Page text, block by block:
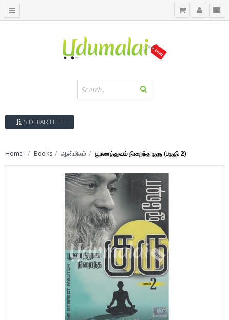
SIDEBAR LEFT
Home Books ஆன்மிகம் பூரணத்துவம் நிறைந்த குரு (பகுதி 2)